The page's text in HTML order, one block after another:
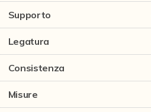
Supporto
Legatura
Consistenza
Misure